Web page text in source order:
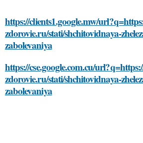
https://clients1.google.mw/
zdorovie.ru/stati/shchitovidnaya-
zabolevaniya
https://cse.google.com.cu/
zdorovie.ru/stati/shchitovidnaya-
zabolevaniya